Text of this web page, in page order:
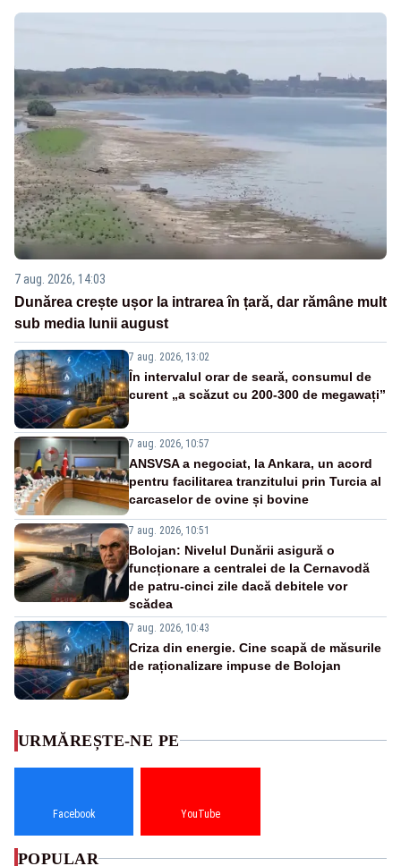
7 aug. 2026, 14:03
Dunărea crește ușor la intrarea în țară, dar rămâne mult
sub media lunii august
7 aug. 2026, 13:02
În intervalul orar de seară, consumul de
curent „a scăzut cu 200-300 de megawați”
7 aug. 2026, 10:57
ANSVSA a negociat, la Ankara, un acord
pentru facilitarea tranzitului prin Turcia al
carcaselor de ovine și bovine
7 aug. 2026, 10:51
Bolojan: Nivelul Dunării asigură o
funcționare a centralei de la Cernavodă
de patru-cinci zile dacă debitele vor
scădea
7 aug. 2026, 10:43
Criza din energie. Cine scapă de măsurile
de raționalizare impuse de Bolojan
URMĂREȘTE-NE PE
Facebook YouTube
POPULAR